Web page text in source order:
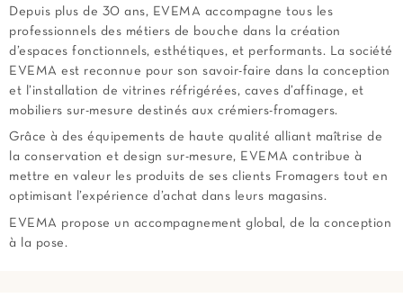
Depuis plus de 30 ans, EVEMA accompagne tous les
professionnels des métiers de bouche dans la création
d’espaces fonctionnels, esthétiques, et performants. La société
EVEMA est reconnue pour son savoir-faire dans la conception
et l’installation de vitrines réfrigérées, caves d’affinage, et
mobiliers sur-mesure destinés aux crémiers-fromagers.
Grâce à des équipements de haute qualité alliant maîtrise de
la conservation et design sur-mesure, EVEMA contribue à
mettre en valeur les produits de ses clients Fromagers tout en
optimisant l’expérience d’achat dans leurs magasins.
EVEMA propose un accompagnement global, de la conception
à la pose.